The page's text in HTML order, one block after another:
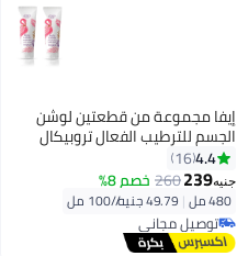
إيفا مجموعة من قطعتين لوشن
الجسم للترطيب الفعال تروبيكال
240X2 مل4.4
16
جنيه239
260 خصم 8%
480 مل |
توصيل مجاني
توصيل مجاني